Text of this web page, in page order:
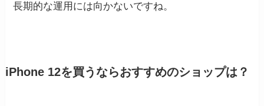
長期的な運用には向かないですね。
iPhone 12を買うならおすすめのショップは？